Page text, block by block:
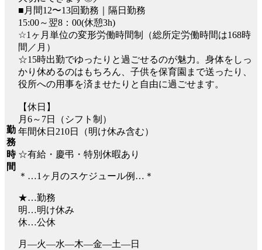
勤
務
時
間
■月間12〜13回勤務｜隔日勤務
15:00～翌8：00(休憩3h)
☆1ヶ月単位の変形労働時間制（総所定労働時間は168時
間／月）
☆15時出勤でゆったりと過ごせるのが魅力。身体をしっ
かり休めるのはもちろん、子供を保育園まで送ったり、
役所への用事を済ませたりと自由に過ごせます。
【休日】
月6～7日（シフト制）
年間休日210日（明け休み含む）
☆有給・慶弔・特別休暇あり
＊…1ヶ月のスケジュール例…＊
★…勤務
明…明け休み
休…公休
月―火―水―木―金―土―日